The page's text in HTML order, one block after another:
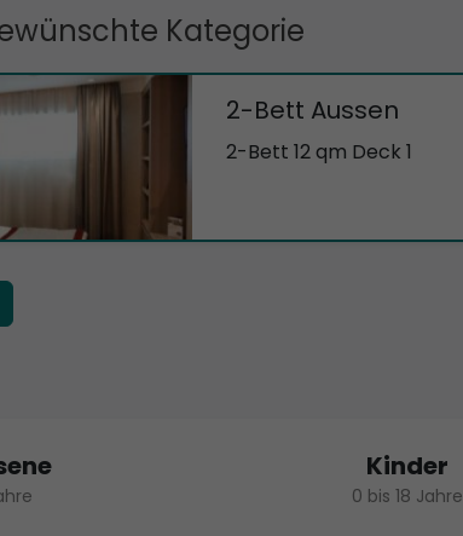
Kategorie
2-Bett Aussen
2-Bett 12 qm Deck 1
Kinder
0 bis 18 Jahre